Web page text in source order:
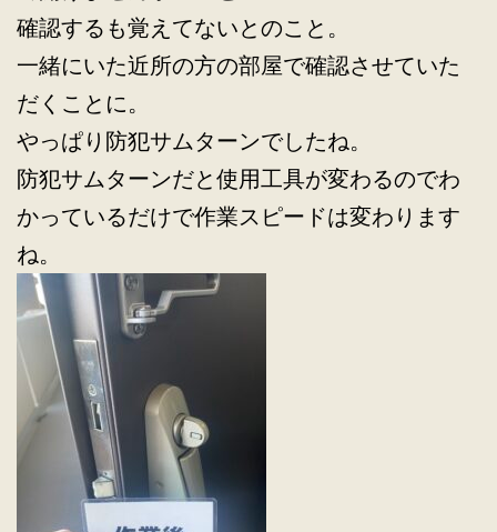
確認するも覚えてないとのこと。
一緒にいた近所の方の部屋で確認させていた
だくことに。
やっぱり防犯サムターンでしたね。
防犯サムターンだと使用工具が変わるのでわ
かっているだけで作業スピードは変わります
ね。